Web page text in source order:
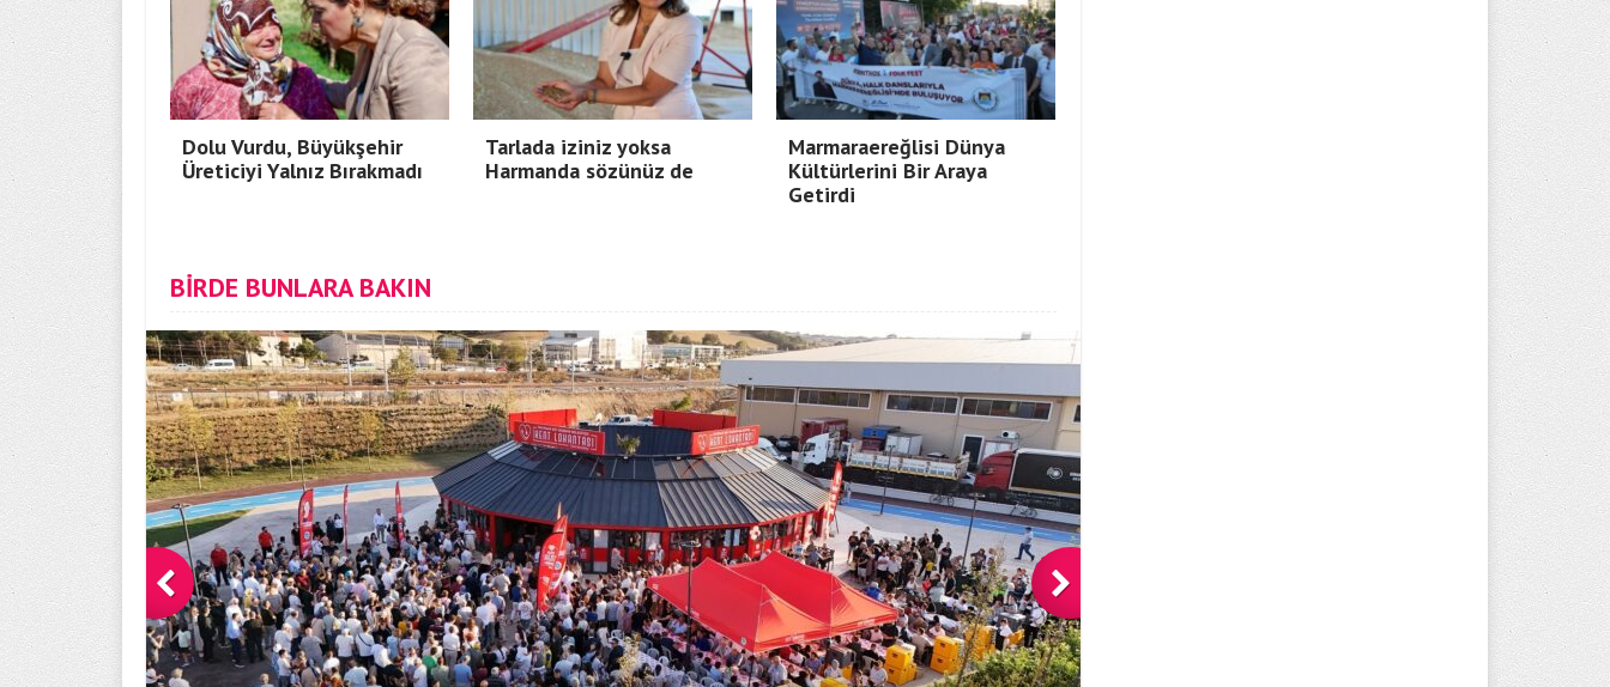
Dolu Vurdu, Büyükşehir
Üreticiyi Yalnız Bırakmadı
Tarlada iziniz yoksa
Harmanda sözünüz de
Marmaraereğlisi Dünya
Kültürlerini Bir Araya
Getirdi
BİRDE BUNLARA BAKIN